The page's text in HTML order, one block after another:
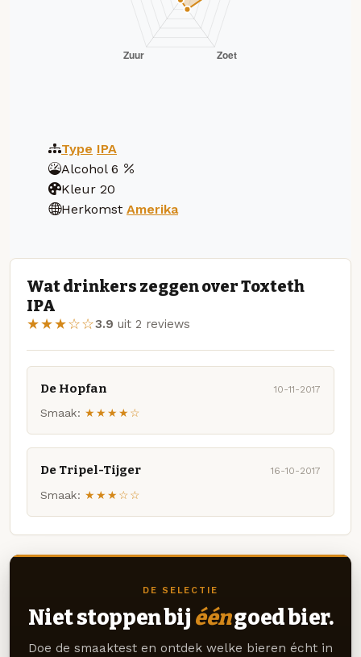
Type IPA
Alcohol 6
Kleur 20
Herkomst Amerika
Wat drinkers zeggen over Toxteth
IPA
★★★☆☆3.9 uit 2 reviews
De Hopfan 10-11-2017
Smaak: ★★★★☆
De Tripel-Tijger 16-10-2017
Smaak: ★★★☆☆
DE SELECTIE
Niet stoppen bij ééngoed bier.
Doe de smaaktest en ontdek welke bieren écht in